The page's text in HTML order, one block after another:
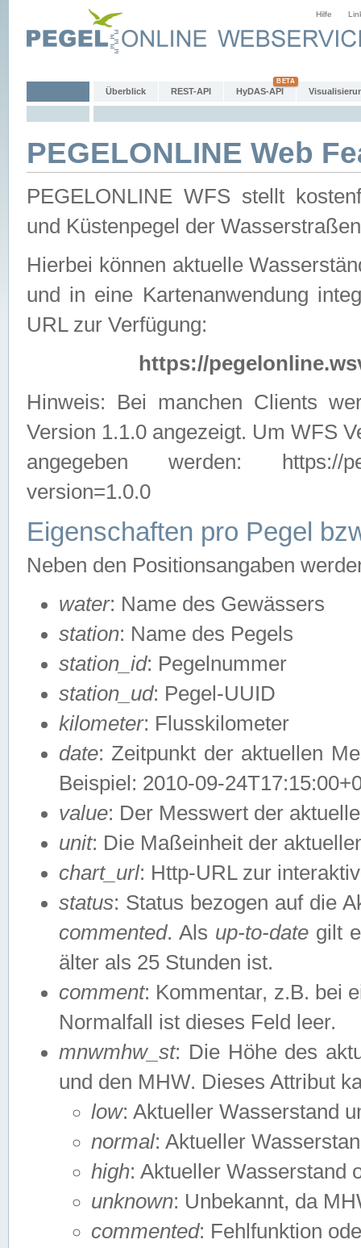
Hilfe
Überblick REST-API HyDAS-API
PEGELONLINE Web
PEGELONLINE WFS stellt
und Küstenpegel der
Hierbei können aktuelle
und in eine Kartenanwendung
URL zur Verfügung:
https://
Hinweis: Bei manchen Clients
Version 1.1.0 angezeigt. Um WFS
angegeben werden: https://
version=1.0.0
Eigenschaften pro Pegel
Neben den Positionsangaben
water: Name des Gewässers
station: Name des Pegels
station_id: Pegelnummer
station_ud: Pegel-UUID
kilometer: Flusskilometer
date: Zeitpunkt der aktuellen
Beispiel: 2010-09-
value: Der Messwert der
unit: Die Maßeinheit der
chart_url: Http-URL zur
status: Status bezogen auf die
commented. Als up-to-date gilt
älter als 25 Stunden ist.
comment: Kommentar, z.B. bei
Normalfall ist dieses Feld leer.
mnwmhw_st: Die Höhe des
und den MHW. Dieses Attribut
low: Aktueller Wasserstand
normal: Aktueller
high: Aktueller Wasserstand
unknown: Unbekannt, da
commented: Fehlfunktion